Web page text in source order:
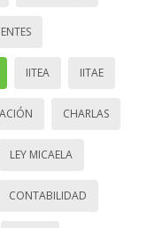
IITEA IITAE
CHARLAS
LEY MICAELA
CONTABILIDAD